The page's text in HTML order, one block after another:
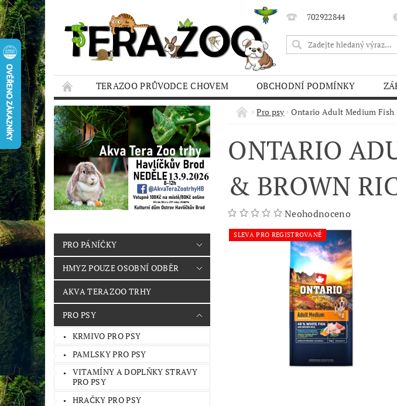
702922844
TERAZOO PRŮVODCE CHOVEM OBCHODNÍ PODMÍNKY
HODNOCENÍ OBCHODU
AQUA TERAZOO TRHY
PRO PÁNÍČKY
HMYZ POUZE OSOBNÍ ODBĚR
AKVA TERAZOO TRHY
PRO PSY
KRMIVO PRO PSY
PAMLSKY PRO PSY
VITAMÍNY A DOPLŇKY STRAVY
PRO PSY
HRAČKY PRO PSY
Pro psy Ontario Adult Medium Fish
ONTARIO
& BROWN
Neohodnoceno
SLEVA PRO REGISTROVANÉ